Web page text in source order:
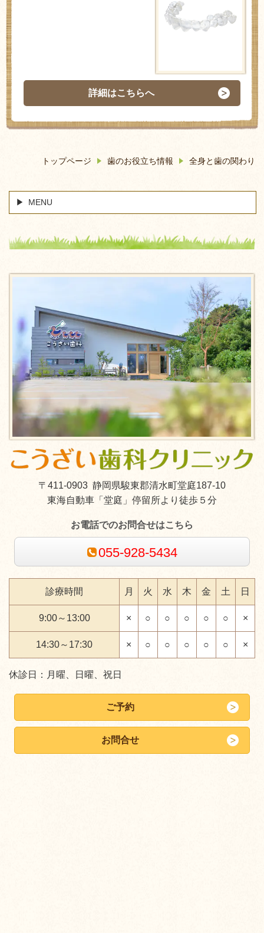
詳細はこちらへ
トップページ 歯のお役立ち情報 全身と歯の関わり
MENU
〒411-0903 静岡県駿東郡清水町堂庭187-10
東海自動車「堂庭」停留所より徒歩５分
お電話でのお問合せはこちら
055-928-5434
診療時間 月 火 水 木 金 土 日
9:00～13:00 × ○ ○ ○ ○ ○ ×
14:30～17:30 × ○ ○ ○ ○ ○ ×
休診日：月曜、日曜、祝日
ご予約
お問合せ